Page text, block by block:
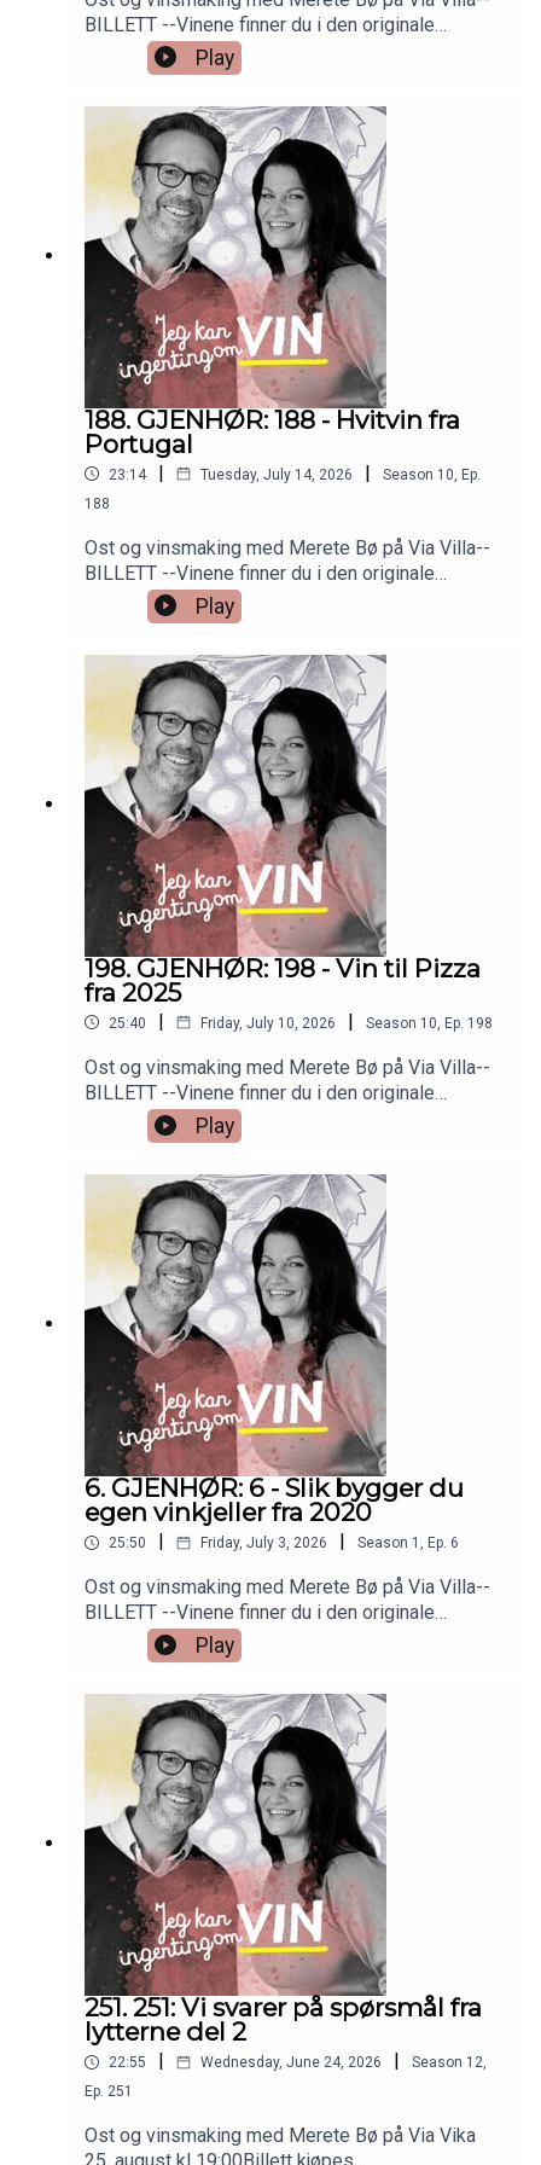
BILLETT --Vinene finner du i den originale
episoden nr 6. Så bare å skrooooolle ned!
Play
188. GJENHØR: 188 - Hvitvin fra
Portugal
23:14 | Tuesday, July 14, 2026 | Season 10, Ep.
188
Ost og vinsmaking med Merete Bø på Via Villa--
BILLETT --Vinene finner du i den originale
episoden nr 6. Så bare å skrooooolle ned!
Play
198. GJENHØR: 198 - Vin til Pizza
fra 2025
25:40 | Friday, July 10, 2026 | Season 10, Ep. 198
Ost og vinsmaking med Merete Bø på Via Villa--
BILLETT --Vinene finner du i den originale
episoden nr 6. Så bare å skrooooolle ned!
Play
6. GJENHØR: 6 - Slik bygger du
egen vinkjeller fra 2020
25:50 | Friday, July 3, 2026 | Season 1 , Ep. 6
Ost og vinsmaking med Merete Bø på Via Villa--
BILLETT --Vinene finner du i den originale
episoden nr 6. Så bare å skrooooolle ned!
Play
251. 251: Vi svarer på spørsmål fra
lytterne del 2
22:55 | Wednesday, June 24, 2026 | Season 12,
Ep. 251
Ost og vinsmaking med Merete Bø på Via Vika